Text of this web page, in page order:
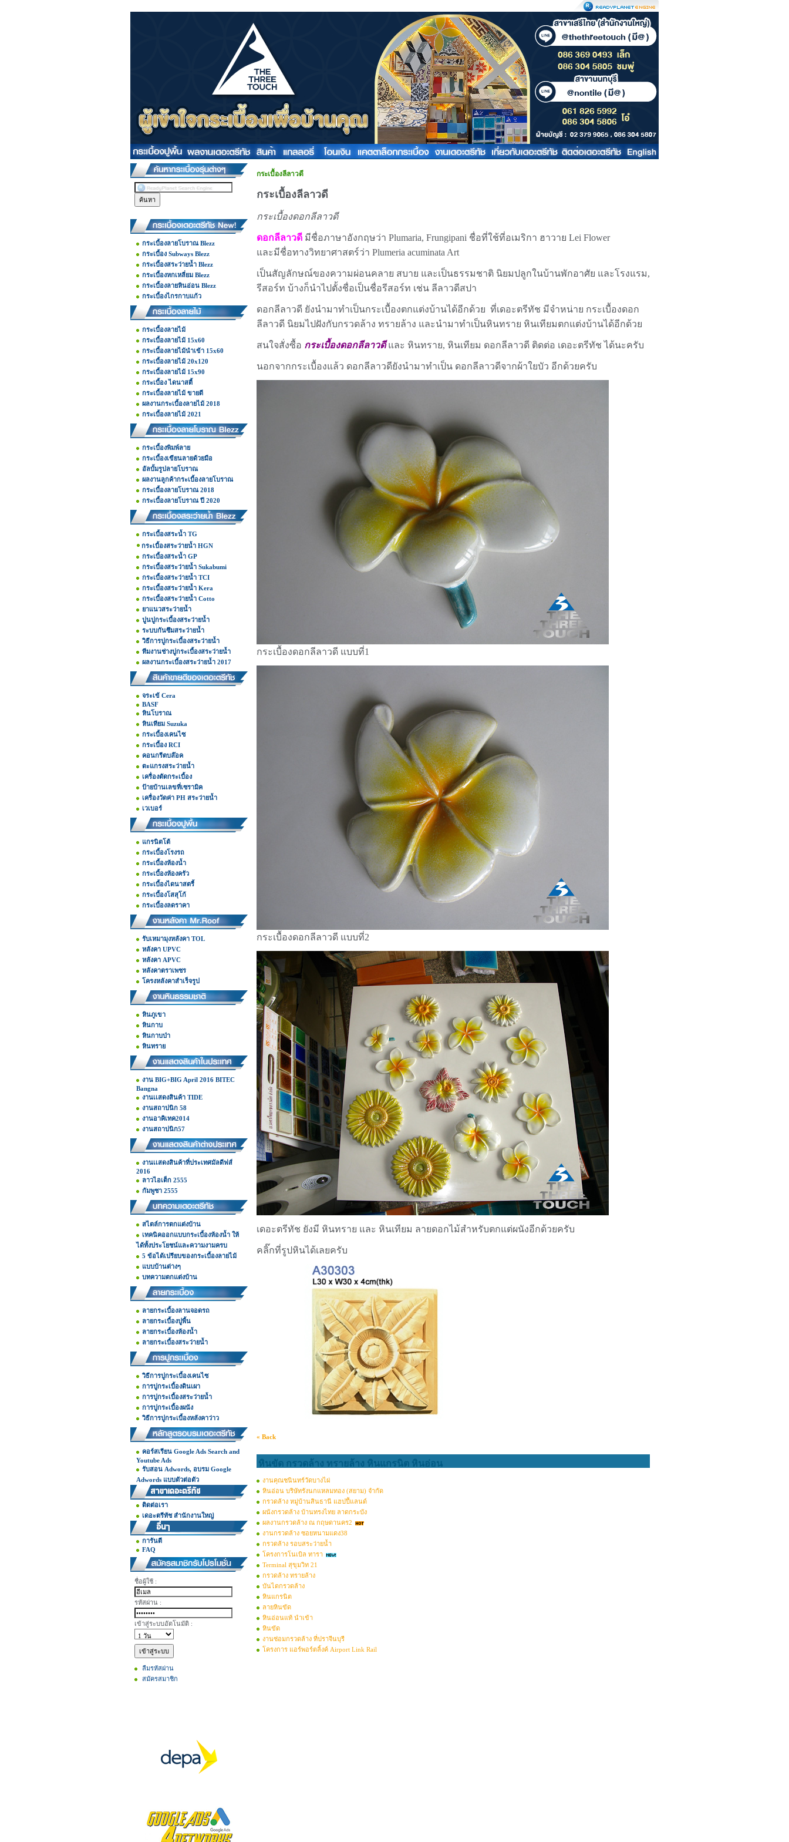
กระเบื้องลายโบราณ Blezz
กระเบื้อง Subways Blezz
กระเบื้องสระว่ายน้ำ Blezz
กระเบื้องหกเหลี่ยม Blezz
กระเบื้องลายหินอ่อน Blezz
กระเบื้องไกรกาบแก้ว
กระเบื้องลายไม้
กระเบื้องลายไม้ 15x60
กระเบื้องลายไม้นำเข้า 15x60
กระเบื้องลายไม้ 20x120
กระเบื้องลายไม้ 15x90
กระเบื้อง ไดนาสตี้
กระเบื้องลายไม้ ขายดี
ผลงานกระเบื้องลายไม้ 2018
กระเบื้องลายไม้ 2021
กระเบื้องพิมพ์ลาย
กระเบื้องเขียนลายด้วยมือ
อัลบั้มรูปลายโบราณ
ผลงานลูกค้ากระเบื้องลายโบราณ
กระเบื้องลายโบราณ 2018
กระเบื้องลายโบราณ ปี 2020
กระเบื้องสระน้ำ TG
กระเบื้องสระว่ายน้ำ HGN
กระเบื้องสระน้ำ GP
กระเบื้องสระว่ายน้ำ Sukabumi
กระเบื้องสระว่ายน้ำ TCI
กระเบื้องสระว่ายน้ำ Kera
กระเบื้องสระว่ายน้ำ Cotto
ยาแนวสระว่ายน้ำ
ปูนปูกระเบื้องสระว่ายน้ำ
ระบบกันซึมสระว่ายน้ำ
วิธีการปูกระเบื้องสระว่ายน้ำ
ทีมงานช่างปูกระเบื้องสระว่ายน้ำ
ผลงานกระเบื้องสระว่ายน้ำ 2017
จระเข้ Cera
BASF
หินโบราณ
หินเทียม Suzuka
กระเบื้องเคนไซ
กระเบื้อง RCI
คอนกรีตบล๊อค
ตะแกรงสระว่ายน้ำ
เครื่องตัดกระเบื้อง
ป้ายบ้านเลขที่เซรามิค
เครื่องวัดค่า PH สระว่ายน้ำ
เวเบอร์
แกรนิตโต้
กระเบื้องโรงรถ
กระเบื้องห้องน้ำ
กระเบื้องห้องครัว
กระเบื้องไดนาสตรี้
กระเบื้องโสสุโก้
กระเบื้องลดราคา
รับเหมามุงหลังคา TOL
หลังคา UPVC
หลังคา APVC
หลังคาตราเพชร
โครงหลังคาสำเร็จรูป
หินภูเขา
หินกาบ
หินกาบป่า
หินทราย
งาน BIG+BIG April 2016 BITEC
Bangna
งานเเสดงสินค้า TIDE
งานสถาปนิก 58
งานอาคิเทค2014
งานสถาปนิก57
งานเเสดงสินค้าที่ประเทศมัลดีฟส์
2016
ลาวไอเต็ก 2555
กัมพูชา 2555
สไตล์การตกแต่งบ้าน
เทคนิคออกแบบกระเบื้องห้องน้ำ ให้
ได้ทั้งประโยชน์และความงามครบ
5 ข้อได้เปรียบของกระเบื้องลายไม้
แบบบ้านต่างๆ
บทความตกแต่งบ้าน
ลายกระเบื้องลานจอดรถ
ลายกระเบื้องปูพื้น
ลายกระเบื้องห้องน้ำ
ลายกระเบื้องสระว่ายน้ำ
วิธีการปูกระเบื้องเคนไซ
การปูกระเบื้องดินเผา
การปูกระเบื้องสระว่ายน้ำ
การปูกระเบื้องผนัง
วิธีการปูกระเบื้องหลังคาว่าว
คอร์สเรียน Google Ads Search and
Youtube Ads
รับสอน Adwords, อบรม Google
Adwords แบบตัวต่อตัว
ติดต่อเรา
เดอะตรีทัช สำนักงานใหญ่
การันตี
FAQ
ชื่อผู้ใช้ :
รหัสผ่าน :
เข้าสู่ระบบอัตโนมัติ :
ลืมรหัสผ่าน
สมัครสมาชิก
กระเบื้องลีลาวดี
กระเบื้องลีลาวดี
กระเบื้องดอกลีลาวดี
ดอกลีลาวดี มีชื่อภาษาอังกฤษว่า Plumaria, Frungipani ชื่อที่ใช้ที่อเมริกา ฮาวาย Lei Flower
และมีชื่อทางวิทยาศาสตร์ว่า Plumeria acuminata Art
เป็นสัญลักษณ์ของความผ่อนคลาย สบาย และเป็นธรรมชาติ นิยมปลูกในบ้านพักอาศัย และโรงแรม,
รีสอร์ท บ้างก็นำไปตั้งชื่อเป็นชื่อรีสอร์ท เช่น ลีลาวดีสปา
ดอกลีลาวดี ยังนำมาทำเป็นกระเบื้องตกแต่งบ้านได้อีกด้วย ที่เดอะตรีทัช มีจำหน่าย กระเบื้องดอก
ลีลาวดี นิยมไปฝังกับกรวดล้าง ทรายล้าง และนำมาทำเป็นหินทราย หินเทียมตกแต่งบ้านได้อีกด้วย
สนใจสั่งซื้อ กระเบื้องดอกลีลาวดีและ หินทราย, หินเทียม ดอกลีลาวดี ติดต่อ เดอะตรีทัช ได้นะครับ
นอกจากกระเบื้องแล้ว ดอกลีลาวดียังนำมาทำเป็น ดอกลีลาวดีจากผ้าใยบัว อีกด้วยครับ
กระเบื้องดอกลีลาวดี แบบที่1
กระเบื้องดอกลีลาวดี แบบที่2
เดอะตรีทัช ยังมี หินทราย และ หินเทียม ลายดอกไม้สำหรับตกแต่ผนังอีกด้วยครับ
คลิ๊กที่รูปหินได้เลยครับ
« Back
หินขัด กรวดล้าง ทรายล้าง หินแกรนิต หินอ่อน
งานคุณชนินทร์วัดบางไผ่
หินอ่อน บริษัทรังนกแหลมทอง (สยาม) จำกัด
กรวดล้าง หมู่บ้านสินธานี แฮปปี้แลนด์
ผนังกรวดล้าง บ้านทรงไทย ลาดกระบัง
ผลงานกรวดล้าง ณ กฤษดานคร2
งานกรวดล้าง ซอยหนามแดง38
กรวดล้าง รอบสระว่ายน้ำ
โครงการโนเบิล ทารา
Terminal สุขุมวิท 21
กรวดล้าง ทรายล้าง
บันไดกรวดล้าง
หินแกรนิต
ลายหินขัด
หินอ่อนแท้ นำเข้า
หินขัด
งานซ่อมกรวดล้าง ที่ปราจีนบุรี
โครงการ แอร์พอร์ตลิ้งค์ Airport Link Rail